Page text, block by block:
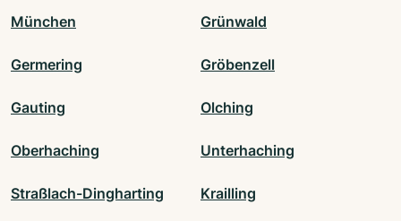
München Grünwald
Germering Gröbenzell
Gauting Olching
Oberhaching Unterhaching
Straßlach-Dingharting Krailling